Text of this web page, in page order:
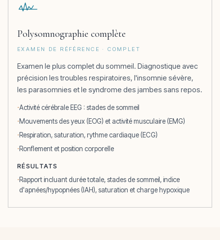
Polysomnographie complète
EXAMEN DE RÉFÉRENCE · COMPLET
Examen le plus complet du sommeil. Diagnostique avec
précision les troubles respiratoires, l'insomnie sévère,
les parasomnies et le syndrome des jambes sans repos.
Activité cérébrale EEG : stades de sommeil
Mouvements des yeux (EOG) et activité musculaire (EMG)
Respiration, saturation, rythme cardiaque (ECG)
Ronflement et position corporelle
RÉSULTATS
Rapport incluant durée totale, stades de sommeil, indice
d'apnées/hypopnées (IAH), saturation et charge hypoxique